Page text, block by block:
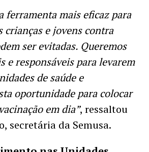
ferramenta mais eficaz para
crianças e jovens contra
ser evitadas. Queremos
e responsáveis para levarem
de saúde e
oportunidade para colocar
em dia”, ressaltou
secretária da Semusa.